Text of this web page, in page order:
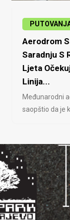
Aerodrom
Saradnju S
Ljeta
Linija...
Međunarodni
saopštio da je